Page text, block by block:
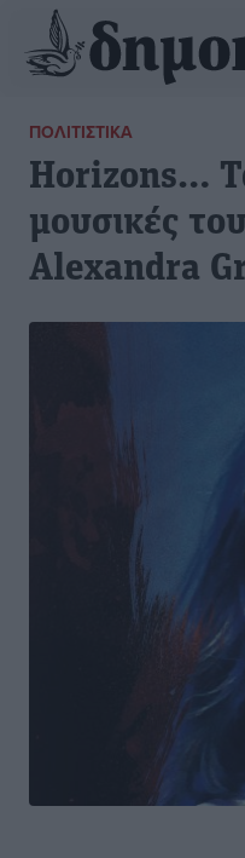
ΠΟΛΙΤΙΣΤΙΚΆ
Horizons…
μουσικές
Alexandra